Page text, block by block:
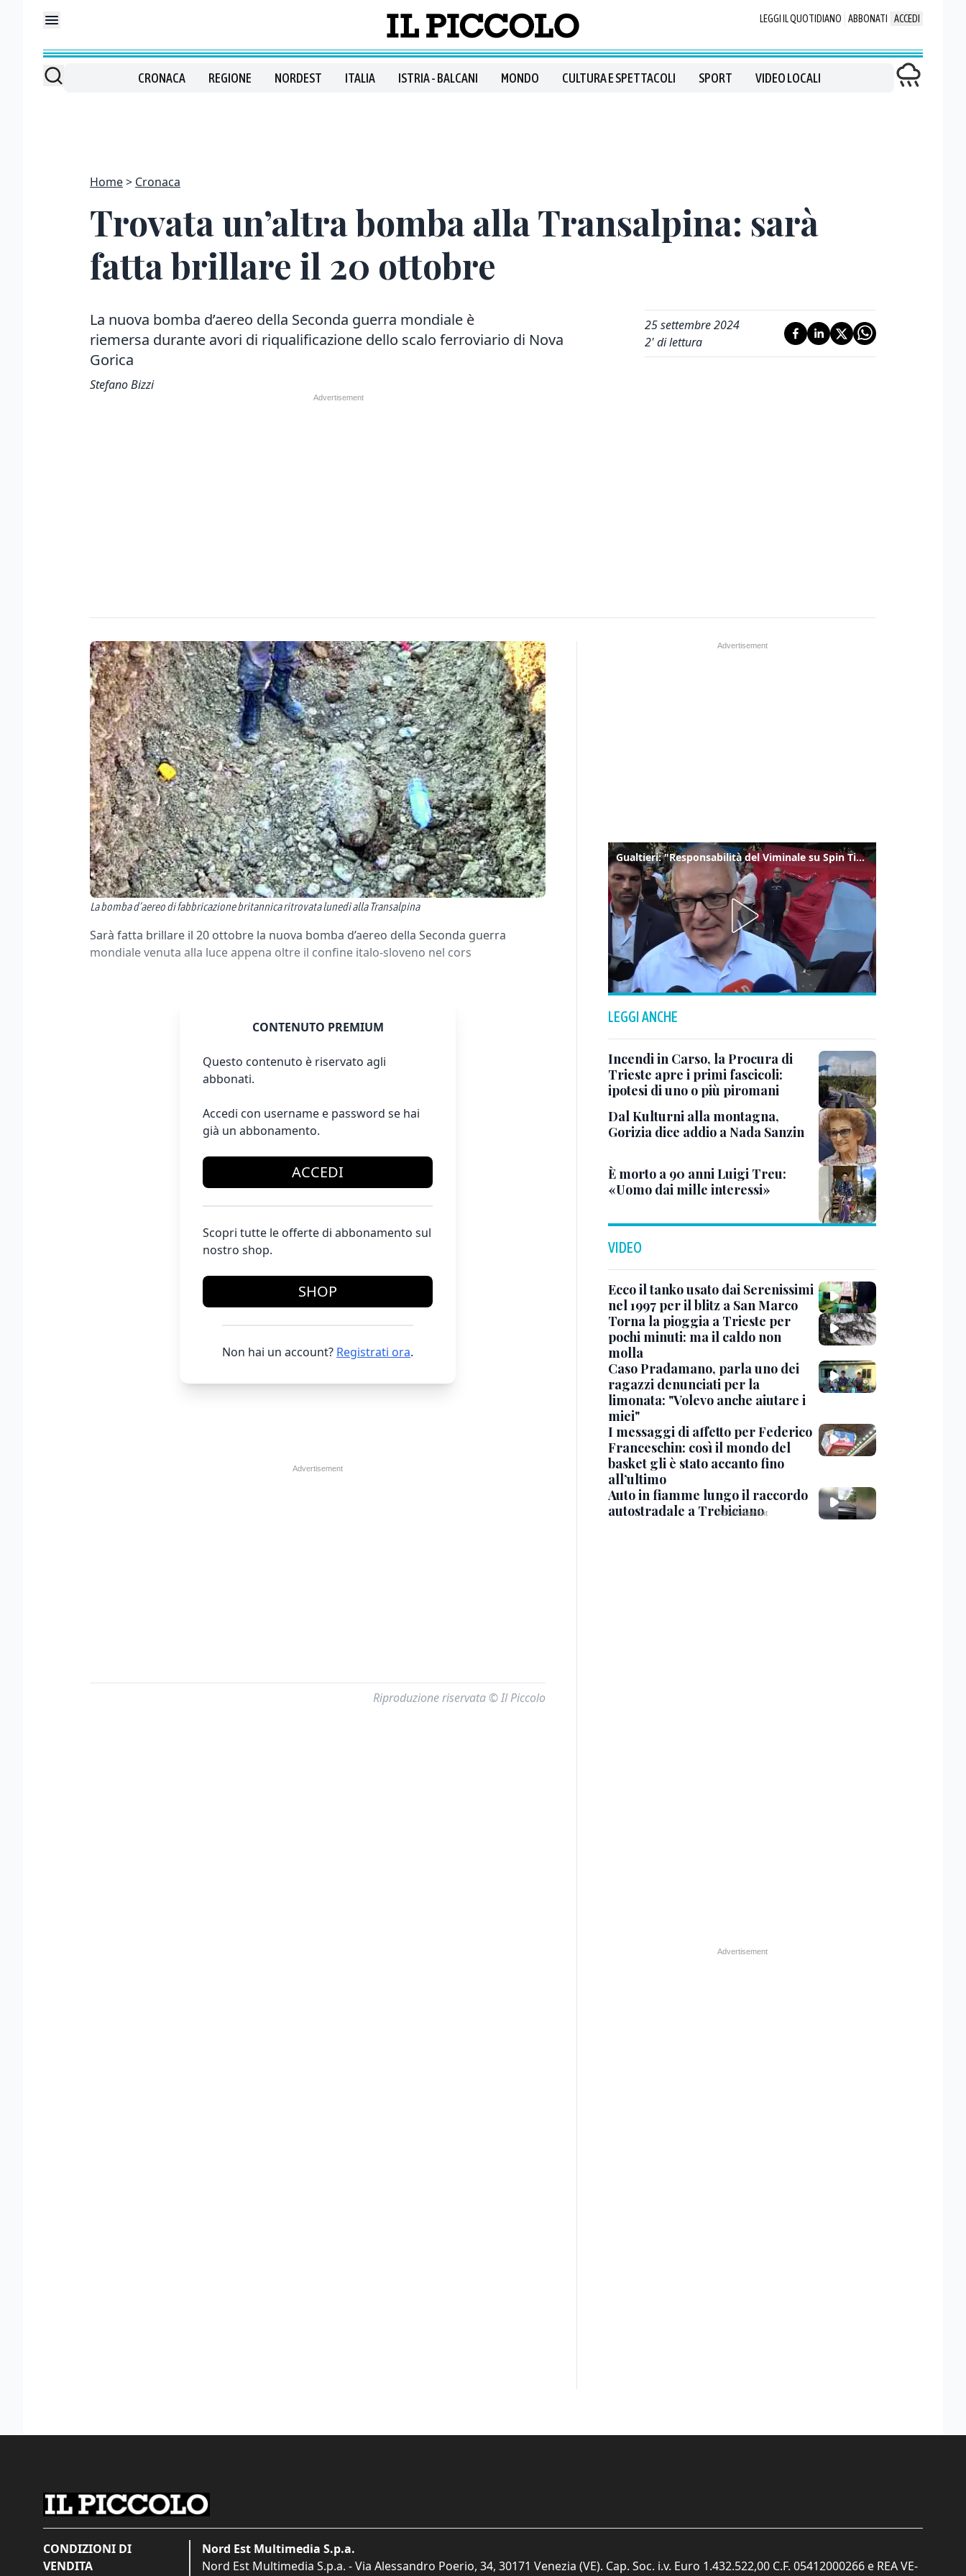
LEGGI IL QUOTIDIANO ABBONATI ACCEDI
CRONACA REGIONE NORDEST ITALIA ISTRIA - BALCANI MONDO CULTURA E SPETTACOLI SPORT VIDEO LOCALI
Home Cronaca
Trovata un’altra bomba alla Transalpina: sarà
fatta brillare il 20 ottobre
La nuova bomba d’aereo della Seconda guerra mondiale è
riemersa durante avori di riqualificazione dello scalo ferroviario di Nova
Gorica
Stefano Bizzi
25 settembre 2024
2' di lettura
La bomba d’aereo di fabbricazione britannica ritrovata lunedì alla Transalpina
Sarà fatta brillare il 20 ottobre la nuova bomba d’aereo della Seconda guerra
mondiale venuta alla luce appena oltre il confine italo-sloveno nel cors
CONTENUTO PREMIUM
Questo contenuto è riservato agli
abbonati.
Accedi con username e password se hai
già un abbonamento.
ACCEDI
Scopri tutte le offerte di abbonamento sul
nostro shop.
SHOP
Non hai un account? Registrati ora.
Riproduzione riservata © Il Piccolo
Gualtieri: "Responsabilità del Viminale su Spin Time? La posizione dei partiti è nota"
LEGGI ANCHE
Incendi in Carso, la Procura di
Trieste apre i primi fascicoli:
ipotesi di uno o più piromani
Dal Kulturni alla montagna,
Gorizia dice addio a Nada Sanzin
È morto a 90 anni Luigi Treu:
«Uomo dai mille interessi»
VIDEO
Ecco il tanko usato dai Serenissimi
nel 1997 per il blitz a San Marco
Torna la pioggia a Trieste per
pochi minuti: ma il caldo non
molla
Caso Pradamano, parla uno dei
ragazzi denunciati per la
limonata: "Volevo anche aiutare i
miei"
I messaggi di affetto per Federico
Franceschin: così il mondo del
basket gli è stato accanto fino
all’ultimo
Auto in fiamme lungo il raccordo
autostradale a Trebiciano
CONDIZIONI DI
VENDITA
Nord Est Multimedia S.p.a.
Nord Est Multimedia S.p.a. - Via Alessandro Poerio, 34, 30171 Venezia (VE). Cap. Soc. i.v. Euro 1.432.522,00 C.F. 05412000266 e REA VE-